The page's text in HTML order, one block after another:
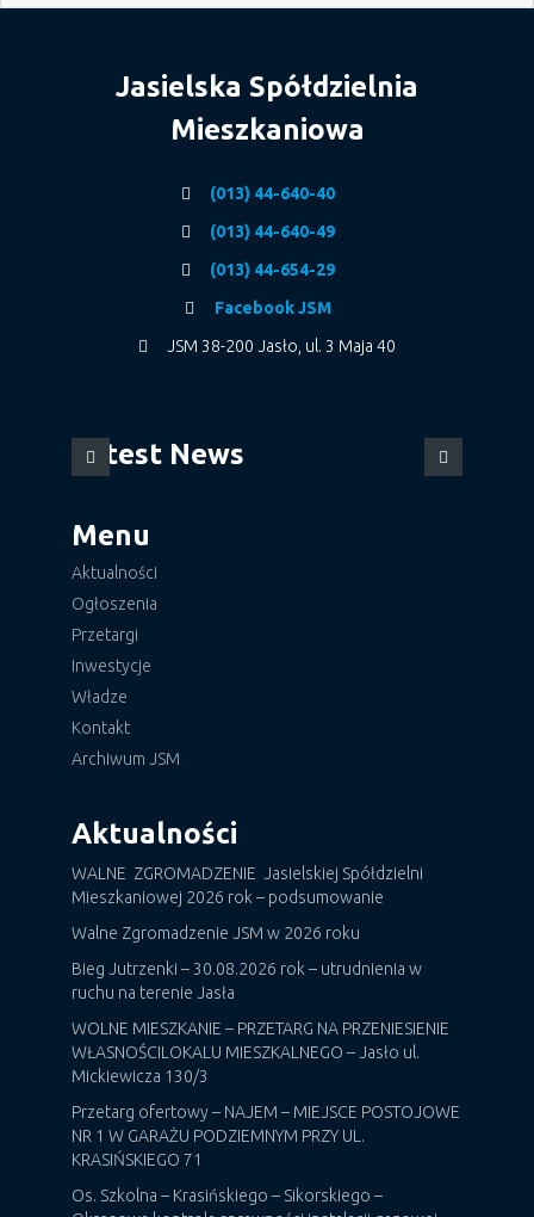
Jasielska Spółdzielnia
Mieszkaniowa
(013) 44-640-40
(013) 44-640-49
(013) 44-654-29
Facebook JSM
JSM 38-200 Jasło, ul. 3 Maja 40
Latest News
Menu
Aktualności
Ogłoszenia
Przetargi
Inwestycje
Władze
Kontakt
Archiwum JSM
Aktualności
WALNE ZGROMADZENIE Jasielskiej Spółdzielni
Mieszkaniowej 2026 rok – podsumowanie
Walne Zgromadzenie JSM w 2026 roku
Bieg Jutrzenki – 30.08.2026 rok – utrudnienia w
ruchu na terenie Jasła
WOLNE MIESZKANIE – PRZETARG NA PRZENIESIENIE
WŁASNOŚCILOKALU MIESZKALNEGO – Jasło ul.
Mickiewicza 130/3
Przetarg ofertowy – NAJEM – MIEJSCE POSTOJOWE
NR 1 W GARAŻU PODZIEMNYM PRZY UL.
KRASIŃSKIEGO 71
Os. Szkolna – Krasińskiego – Sikorskiego –